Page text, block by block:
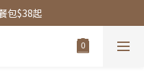
包$38起
包$38起
優惠